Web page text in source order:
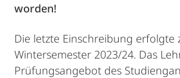
worden!
Die letzte Einschreibung erfolgte
Wintersemester 2023/24. Das
Prüfungsangebot des